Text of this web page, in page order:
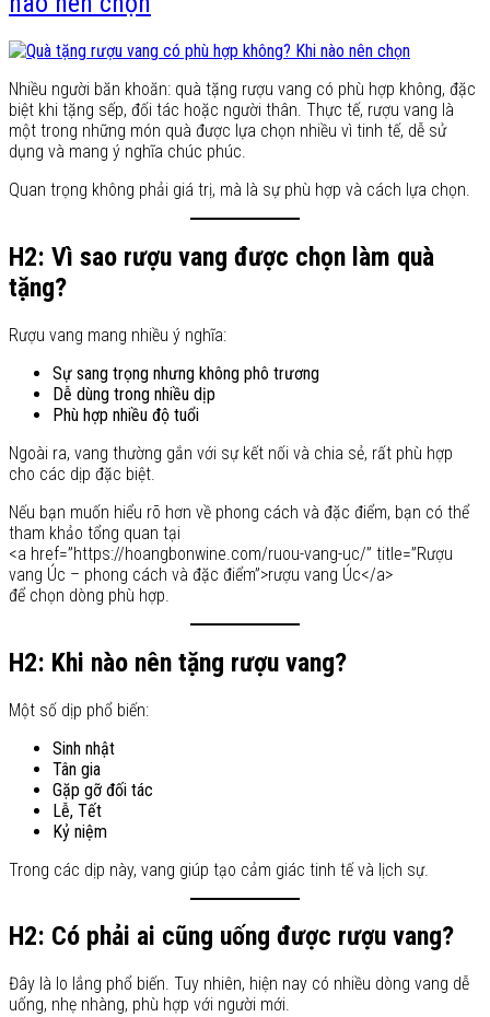
Nhiều người băn khoăn: quà tặng rượu vang có phù hợp không, đặc
biệt khi tặng sếp, đối tác hoặc người thân. Thực tế, rượu vang là
một trong những món quà được lựa chọn nhiều vì tinh tế, dễ sử
dụng và mang ý nghĩa chúc phúc.
Quan trọng không phải giá trị, mà là sự phù hợp và cách lựa chọn.
H2: Vì sao rượu vang được chọn làm quà
tặng?
Rượu vang mang nhiều ý nghĩa:
Sự sang trọng nhưng không phô trương
Dễ dùng trong nhiều dịp
Phù hợp nhiều độ tuổi
Ngoài ra, vang thường gắn với sự kết nối và chia sẻ, rất phù hợp
cho các dịp đặc biệt.
Nếu bạn muốn hiểu rõ hơn về phong cách và đặc điểm, bạn có thể
tham khảo tổng quan tại
<a href=”https://hoangbonwine.com/ruou-vang-uc/” title=”Rượu
vang Úc – phong cách và đặc điểm”>rượu vang Úc</a>
để chọn dòng phù hợp.
H2: Khi nào nên tặng rượu vang?
Một số dịp phổ biến:
Sinh nhật
Tân gia
Gặp gỡ đối tác
Lễ, Tết
Kỷ niệm
Trong các dịp này, vang giúp tạo cảm giác tinh tế và lịch sự.
H2: Có phải ai cũng uống được rượu vang?
Đây là lo lắng phổ biến. Tuy nhiên, hiện nay có nhiều dòng vang dễ
uống, nhẹ nhàng, phù hợp với người mới.